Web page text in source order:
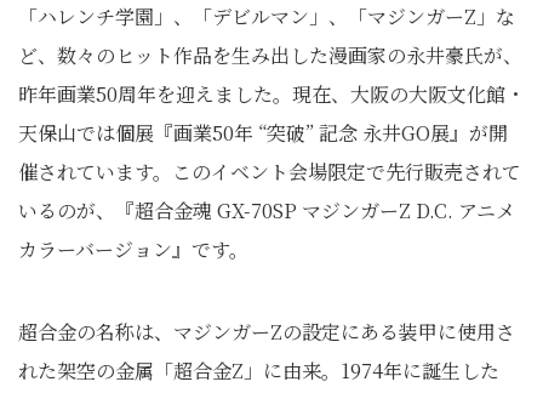
「ハレンチ学園」、「デビルマン」、「マジンガーZ」な
ど、数々のヒット作品を生み出した漫画家の永井豪氏が、
昨年画業50周年を迎えました。現在、大阪の大阪文化館・
天保山では個展『画業50年 “突破” 記念 永井GO展』が開
催されています。このイベント会場限定で先行販売されて
いるのが、『超合金魂 GX-70SP マジンガーZ D.C. アニメ
カラーバージョン』です。
超合金の名称は、マジンガーZの設定にある装甲に使用さ
れた架空の金属「超合金Z」に由来。1974年に誕生した